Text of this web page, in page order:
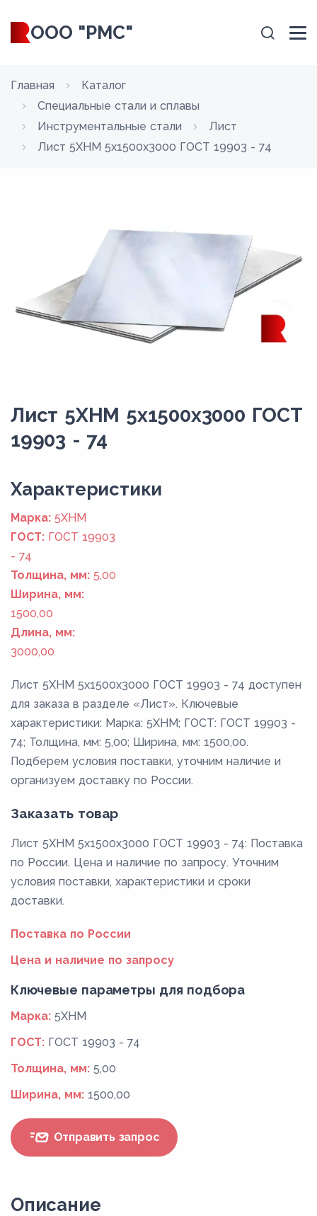
ООО "РМС"
Главная
Каталог
Специальные стали и сплавы
Инструментальные стали
Лист
Лист 5ХНМ 5x1500x3000 ГОСТ 19903 - 74
Лист 5ХНМ 5x1500x3000 ГОСТ
19903 - 74
Xарактеристики
Марка: 5ХНМ
ГОСТ: ГОСТ 19903
- 74
Толщина, мм: 5,00
Ширина, мм:
1500,00
Длина, мм:
3000,00
Лист 5ХНМ 5x1500x3000 ГОСТ 19903 - 74 доступен
для заказа в разделе «Лист». Ключевые
характеристики: Марка: 5ХНМ; ГОСТ: ГОСТ 19903 -
74; Толщина, мм: 5,00; Ширина, мм: 1500,00.
Подберем условия поставки, уточним наличие и
организуем доставку по России.
Заказать товар
Лист 5ХНМ 5x1500x3000 ГОСТ 19903 - 74: Поставка
по России. Цена и наличие по запросу. Уточним
условия поставки, характеристики и сроки
доставки.
Поставка по России
Цена и наличие по запросу
Ключевые параметры для подбора
Марка: 5ХНМ
ГОСТ: ГОСТ 19903 - 74
Толщина, мм: 5,00
Ширина, мм: 1500,00
Отправить запрос
Описание